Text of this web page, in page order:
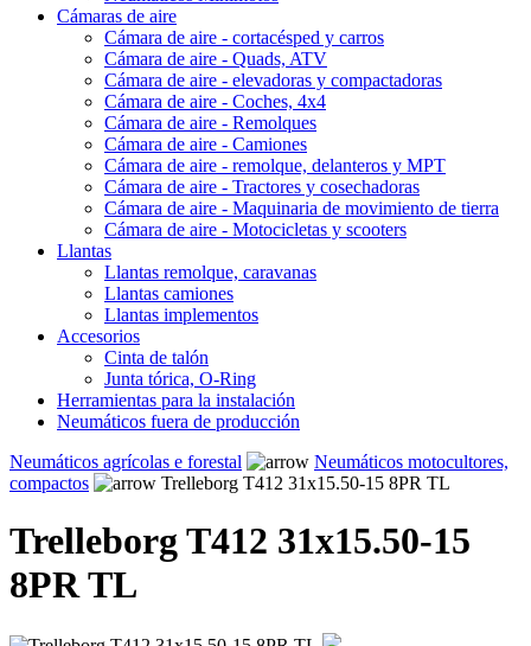
Cámaras de aire
Cámara de aire - cortacésped y carros
Cámara de aire - Quads, ATV
Cámara de aire - elevadoras y compactadoras
Cámara de aire - Coches, 4x4
Cámara de aire - Remolques
Cámara de aire - Camiones
Cámara de aire - remolque, delanteros y MPT
Cámara de aire - Tractores y cosechadoras
Cámara de aire - Maquinaria de movimiento de tierra
Cámara de aire - Motocicletas y scooters
Llantas
Llantas remolque, caravanas
Llantas camiones
Llantas implementos
Accesorios
Cinta de talón
Junta tórica, O-Ring
Herramientas para la instalación
Neumáticos fuera de producción
Neumáticos agrícolas e forestal
Neumáticos motocultores,
compactos
Trelleborg T412 31x15.50-15 8PR TL
Trelleborg T412 31x15.50-15
8PR TL